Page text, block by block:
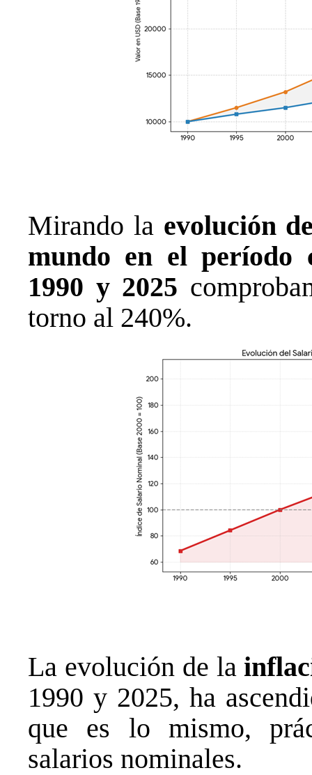
Mirando la evolución
mundo en el período
1990 y 2025
torno al 240%.
La evolución de la
1990 y 2025, ha
que es lo mismo,
salarios nominales.